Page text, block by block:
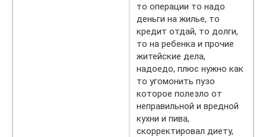
то операции то надо
деньги на жилье, то
кредит отдай, то долги,
то на ребенка и прочие
житейские дела,
надоедо, плюс нужно как
то угомонить пузо
которое полезло от
неправильной и вредной
кухни и пива,
скорректировал диету,